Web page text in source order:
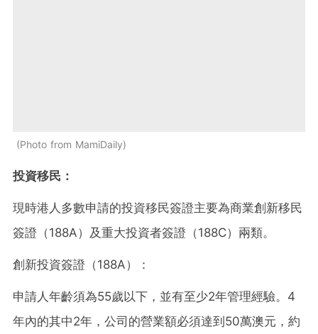
Photo from MamiDaily
投資移民：
現時港人多數申請的投資移民簽證主要為商業創新移民
簽證（188A）及重大投資者簽證（188C）兩類。
創新投資簽證（188A）：
申請人年齡須為55歲以下，並有至少2年管理經驗。4
年內的其中2年，公司的營業額必須達到50萬澳元，約